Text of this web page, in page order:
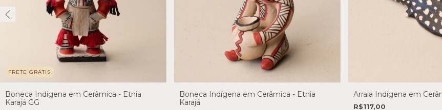
FRETE GRÁTIS
Boneca Indígena em Cerâmica - Etnia
Karajá GG
Boneca Indígena em Cerâmica - Etnia
Karajá
Arraia Indígena em
R$117,00